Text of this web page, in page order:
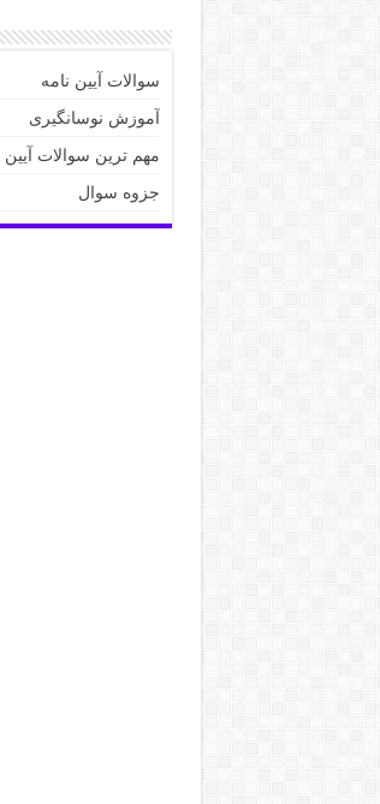
سوالات آیین نامه
آموزش نوسانگیری
مهم ترین سوالات
جزوه سوال